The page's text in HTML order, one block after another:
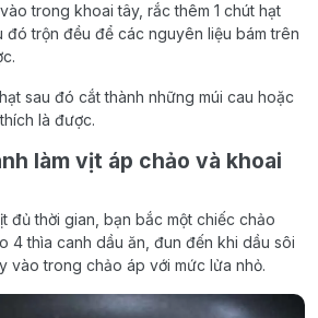
trong khoai tây, rắc thêm 1 chút hạt
đó trộn đều để các nguyên liệu bám trên
sau đó cắt thành những múi cau hoặc
là được.
làm vịt áp chảo và khoai
đủ thời gian, bạn bắc một chiếc chảo
4 thìa canh dầu ăn, đun đến khi dầu sôi
vào trong chảo áp với mức lửa nhỏ.